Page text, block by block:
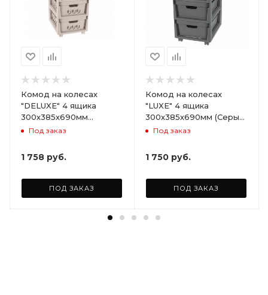
Комод на колесах
"DELUXE" 4 ящика
300х385х690мм
(Светло-бежевый)
Под заказ
1 758 руб.
ПОД ЗАКАЗ
Комод на колесах
"LUXE" 4 ящика
300х385х690мм (Серый)
ARD258086
Под заказ
1 750 руб.
ПОД ЗАКАЗ